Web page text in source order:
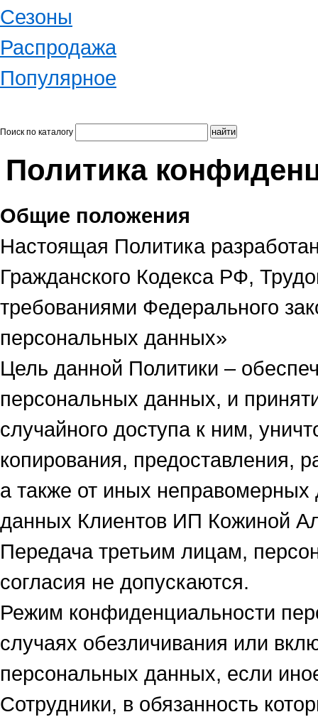
Сезоны
Распродажа
Популярное
Поиск по каталогу
Политика
Общие положения
Настоящая Политика
Гражданского Кодекса РФ,
требованиями Федерального
персональных данных»
Цель данной Политики –
персональных данных, и
случайного доступа к ним,
копирования, предоставления,
а также от иных
данных Клиентов ИП Кожиной
Передача третьим лицам,
согласия не допускаются.
Режим конфиденциальности
случаях обезличивания или
персональных данных, если
Сотрудники, в обязанность